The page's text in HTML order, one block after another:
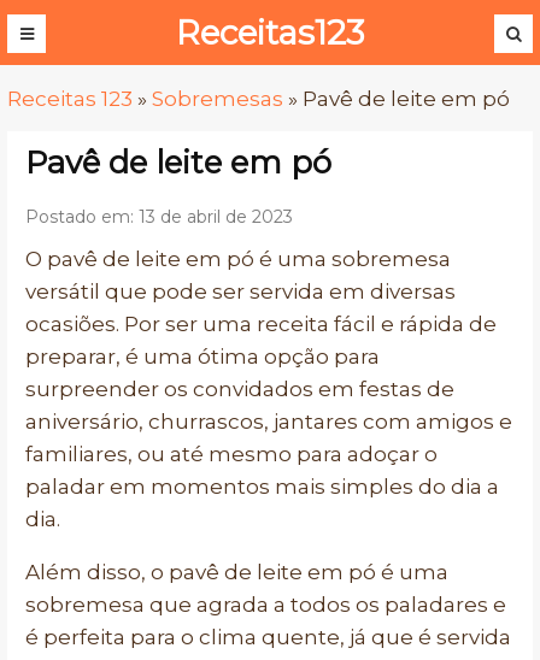
Receitas123
Receitas 123 » Sobremesas » Pavê de leite em pó
Pavê de leite em pó
Postado em: 13 de abril de 2023
O pavê de leite em pó é uma sobremesa
versátil que pode ser servida em diversas
ocasiões. Por ser uma receita fácil e rápida de
preparar, é uma ótima opção para
surpreender os convidados em festas de
aniversário, churrascos, jantares com amigos e
familiares, ou até mesmo para adoçar o
paladar em momentos mais simples do dia a
dia.
Além disso, o pavê de leite em pó é uma
sobremesa que agrada a todos os paladares e
é perfeita para o clima quente, já que é servida